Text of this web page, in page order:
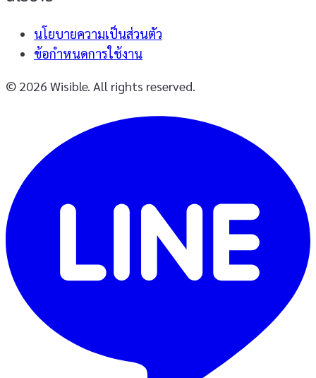
นโยบายความเป็นส่วนตัว
ข้อกำหนดการใช้งาน
© 2026 Wisible. All rights reserved.